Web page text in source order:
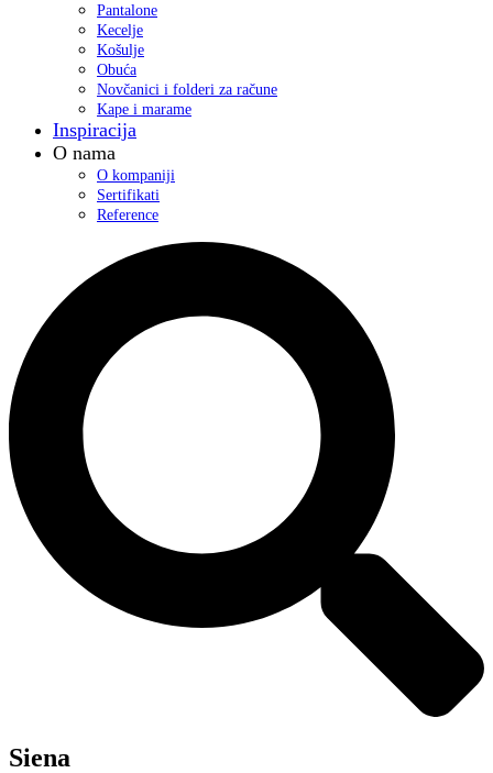
Pantalone
Kecelje
Košulje
Obuća
Novčanici i folderi za račune
Kape i marame
Inspiracija
O nama
O kompaniji
Sertifikati
Reference
Siena